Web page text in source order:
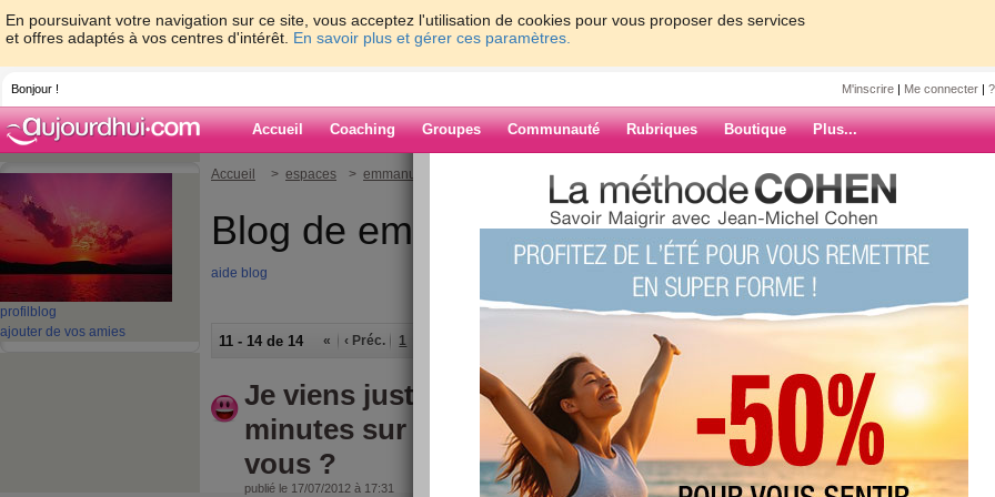
En poursuivant votre navigation sur ce site, vous acceptez l'utilisation de cookies pour vous proposer des services
et offres adaptés à vos centres d'intérêt. En savoir plus et gérer ces paramètres.
Bonjour ! M'inscrire | Me connecter |
Accueil Coaching Groupes Communauté Rubriques Boutique Plus...
profil blog
ajouter de vos amies
Accueil > espaces > emmanuelle85250
Blog de emmanuelle85250
aide blog
11 - 14 de 14 « ‹ Préc. 1
Je viens juste de me relaxer 2
minutes sur aujourdhui.com, et
vous ?
publié le 17/07/2012 à 17:31
ARCHIVES